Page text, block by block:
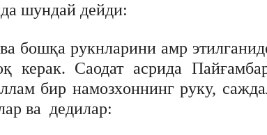
шундай дейди:
бошқа рукнларини амр
керак. Саодат асрида
бир намозxоннинг руку,
ва дедилар: